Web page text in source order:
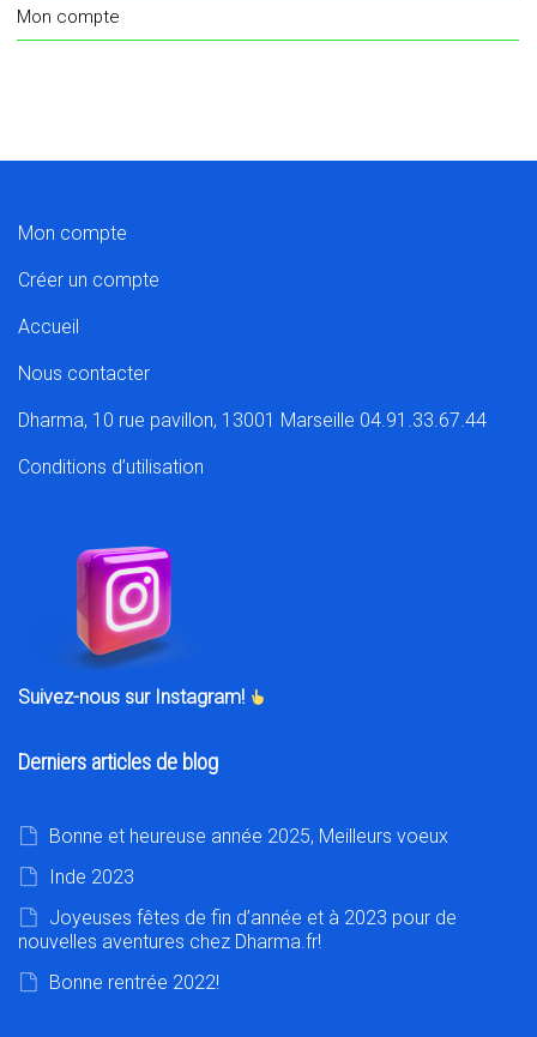
Mon compte
Mon compte
Créer un compte
Accueil
Nous contacter
Dharma, 10 rue pavillon, 13001 Marseille 04.91.33.67.44
Conditions d’utilisation
Suivez-nous sur Instagram!
Derniers articles de blog
Bonne et heureuse année 2025, Meilleurs voeux
Inde 2023
Joyeuses fêtes de fin d’année et à 2023 pour de
nouvelles aventures chez Dharma.fr!
Bonne rentrée 2022!